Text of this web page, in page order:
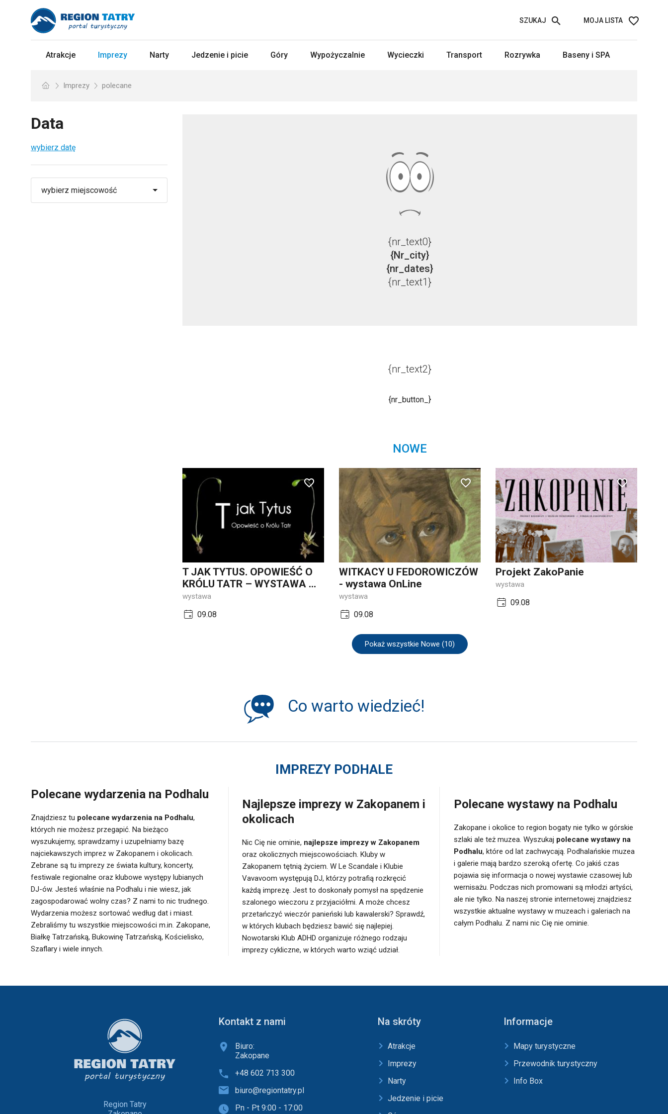
MOJA LISTA
SZUKAJ
Atrakcje Imprezy Narty Jedzenie i picie Góry Wypożyczalnie Wycieczki Transport Rozrywka Baseny i SPA
Imprezy polecane
Data
wybierz datę
{nr_text0}
{nr_city}
{nr_dates}
{nr_text1}
{nr_text2}
{nr_button_}
NOWE
T JAK TYTUS. OPOWIEŚĆ O
KRÓLU TATR – WYSTAWA ...
wystawa
09.08
WITKACY U FEDOROWICZÓW
- wystawa OnLine
wystawa
09.08
Projekt ZakoPanie
wystawa
09.08
Pokaż wszystkie Nowe (10)
Co warto wiedzieć!
IMPREZY PODHALE
Polecane wydarzenia na Podhalu
Znajdziesz tu polecane wydarzenia na Podhalu,
których nie możesz przegapić. Na bieżąco
wyszukujemy, sprawdzamy i uzupełniamy bazę
najciekawszych imprez w Zakopanem i okolicach.
Zebrane są tu imprezy ze świata kultury, koncerty,
festiwale regionalne oraz klubowe występy lubianych
DJ-ów. Jesteś właśnie na Podhalu i nie wiesz, jak
zagospodarować wolny czas? Z nami to nic trudnego.
Wydarzenia możesz sortować według dat i miast.
Zebraliśmy tu wszystkie miejscowości m.in. Zakopane,
Białkę Tatrzańską, Bukowinę Tatrzańską, Kościelisko,
Szaflary i wiele innych.
Najlepsze imprezy w Zakopanem i
okolicach
Nic Cię nie ominie, najlepsze imprezy w Zakopanem
oraz okolicznych miejscowościach. Kluby w
Zakopanem tętnią życiem. W Le Scandale i Klubie
Vavavoom występują DJ, którzy potrafią rozkręcić
każdą imprezę. Jest to doskonały pomysł na spędzenie
szalonego wieczoru z przyjaciółmi. A może chcesz
przetańczyć wieczór panieński lub kawalerski? Sprawdź,
w których klubach będziesz bawić się najlepiej.
Nowotarski Klub ADHD organizuje różnego rodzaju
imprezy cykliczne, w których warto wziąć udział.
Polecane wystawy na Podhalu
Zakopane i okolice to region bogaty nie tylko w górskie
szlaki ale też muzea. Wyszukaj polecane wystawy na
Podhalu, które od lat zachwycają. Podhalańskie muzea
i galerie mają bardzo szeroką ofertę. Co jakiś czas
pojawia się informacja o nowej wystawie czasowej lub
wernisażu. Podczas nich promowani są młodzi artyści,
ale nie tylko. Na naszej stronie internetowej znajdziesz
wszystkie aktualne wystawy w muzeach i galeriach na
całym Podhalu. Z nami nic Cię nie ominie.
Region Tatry
Kontakt z nami
Biuro:
Zakopane
+48 602 713 300
biuro@regiontatry.pl
Pn - Pt 9:00 - 17:00
Na skróty
Atrakcje
Imprezy
Narty
Jedzenie i picie
Informacje
Mapy turystyczne
Przewodnik turystyczny
Info Box